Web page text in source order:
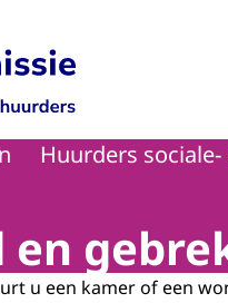
Huurders
en
u een kamer of een